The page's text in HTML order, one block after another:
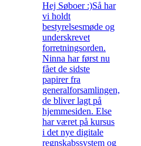
Hej Søboer :)Så har
vi holdt
bestyrelsesmøde og
underskrevet
forretningsorden.
Ninna har først nu
fået de sidste
papirer fra
generalforsamlingen,
de bliver lagt på
hjemmesiden. Else
har været på kursus
i det nye digitale
regnskabssystem og